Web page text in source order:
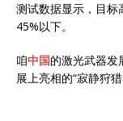
测试数据显示，目标
45%以下。
咱中国的激光武器发
展上亮相的“寂静狩